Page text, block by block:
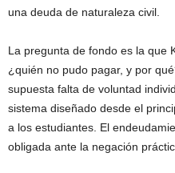
una deuda de naturaleza civil.
La pregunta de fondo es la que
¿quién no pudo pagar, y por
supuesta falta de voluntad
sistema diseñado desde el
a los estudiantes. El
obligada ante la negación